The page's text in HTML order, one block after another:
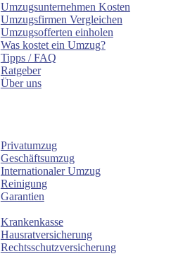
Umzugsunternehmen Kosten
Umzugsfirmen Vergleichen
Umzugsofferten einholen
Was kostet ein Umzug?
Tipps / FAQ
Ratgeber
Über uns
Privatumzug
Geschäftsumzug
Internationaler Umzug
Reinigung
Garantien
Krankenkasse
Hausratversicherung
Rechtsschutzversicherung